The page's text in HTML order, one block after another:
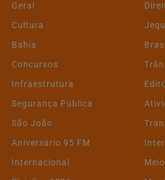
Geral
Cultura
Bahia
Concursos
Infraestrutura
Segurança Pública
São João
Aniversário 95 FM
Internacional